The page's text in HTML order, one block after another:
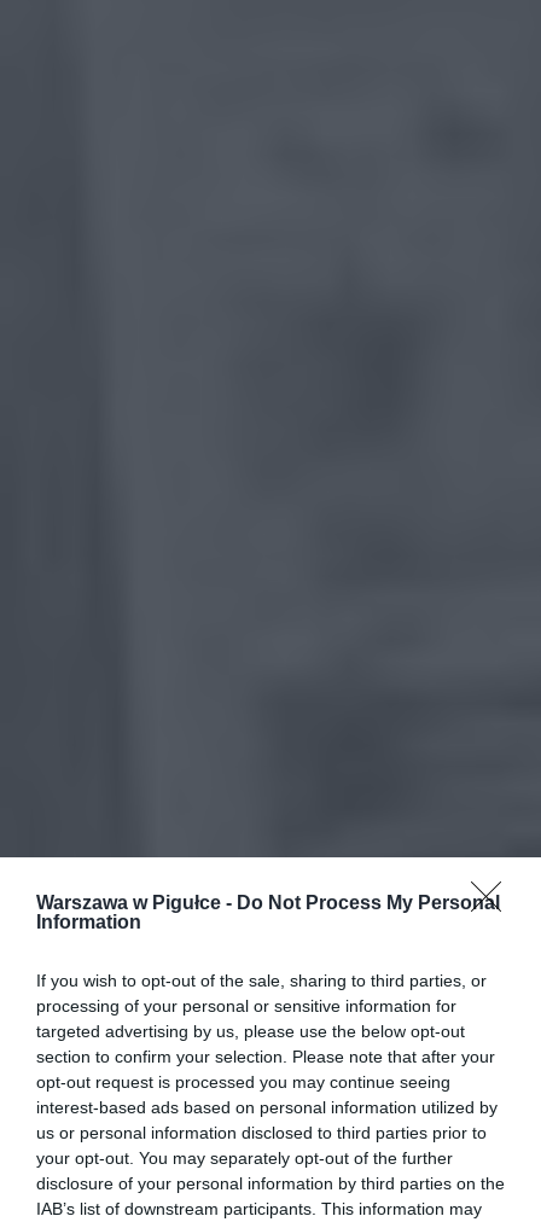
Warszawa w Pigułce - Do Not Process My Personal
Information
If you wish to opt-out of the sale, sharing to third parties, or
processing of your personal or sensitive information for
targeted advertising by us, please use the below opt-out
section to confirm your selection. Please note that after your
opt-out request is processed you may continue seeing
interest-based ads based on personal information utilized by
us or personal information disclosed to third parties prior to
your opt-out. You may separately opt-out of the further
disclosure of your personal information by third parties on the
IAB’s list of downstream participants. This information may